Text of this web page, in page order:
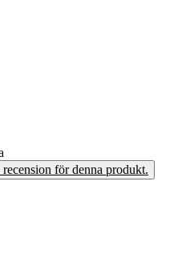
för denna produkt.